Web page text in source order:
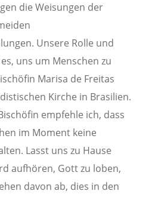
die Weisungen der
Unsere Rolle und
uns um Menschen zu
Marisa de Freitas
Kirche in Brasilien.
empfehle ich, dass
im Moment keine
Lasst uns zu Hause
aufhören, Gott zu loben,
davon ab, dies in den